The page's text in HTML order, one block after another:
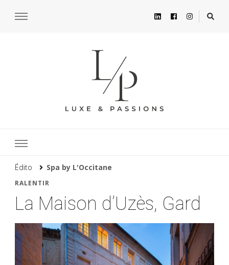
Édito Spa by L'Occitane
RALENTIR
La Maison d’Uzès, Gard